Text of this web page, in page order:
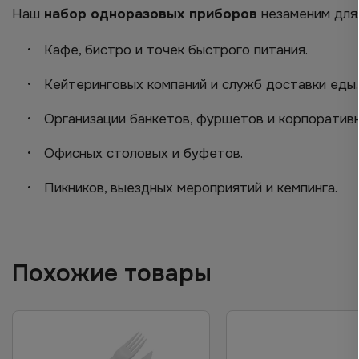
Наш набор одноразовых приборов незаменим для:
Кафе, бистро и точек быстрого питания.
Кейтеринговых компаний и служб доставки еды.
Организации банкетов, фуршетов и
Офисных столовых и буфетов.
Пикников, выездных мероприятий и кемпинга.
Похожие товары